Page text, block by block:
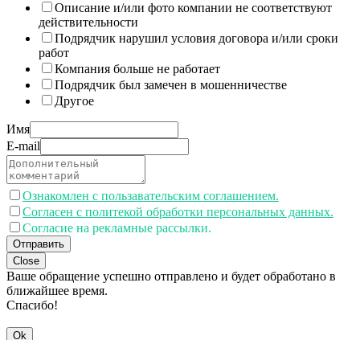
Описание и/или фото компании не соответствуют
действительности
Подрядчик нарушил условия договора и/или сроки
работ
Компания больше не работает
Подрядчик был замечен в мошенничестве
Другое
Имя
E-mail
Ознакомлен с пользавательским соглашением.
Согласен с политекой обработки персональных данных.
Согласие на рекламные рассылки.
Отправить
Close
Ваше обращение успешно отправлено и будет обработано в
ближайшее время.
Спасибо!
Ok